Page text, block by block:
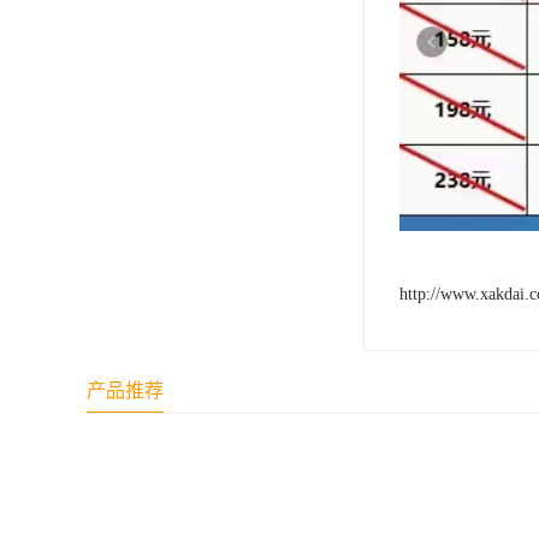
http://
产品推荐